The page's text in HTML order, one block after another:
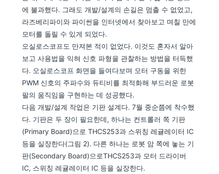
에 불과했다. 그래도 개발/설계의 손길은 멈출 수 없었고,
라즈베리파이와 파이썬을 인터넷에서 찾아보고 며칠 만에
모터를 돌릴 수 있게 되었다.
오실로스코프도 만져본 적이 없었다. 이것도 혼자서 알아
보고 사용법을 익혀 신호 파형을 관찰하는 방법을 터득했
다. 오실로스코프 화면을 들여다보며 모터 구동을 위한
PWM 신호의 주파수와 듀티비를 최적화해 부드러운 로봇
팔의 움직임을 구현하는 데 성공했다.
다음 개발/설계 작업은 기판 설계다. 7월 중순쯤에 착수했
다. 기판은 두 장이 필요한데, 하나는 컨트롤러 쪽 기판
(Primary Board)으로 THCS253과 스위칭 레귤레이터 IC
등을 실장한다(그림 2). 다른 하나는 로봇 암 쪽에 놓는 기
판(Secondary Board)으로THCS253과 모터 드라이버
IC, 스위칭 레귤레이터 IC 등을 실장한다.